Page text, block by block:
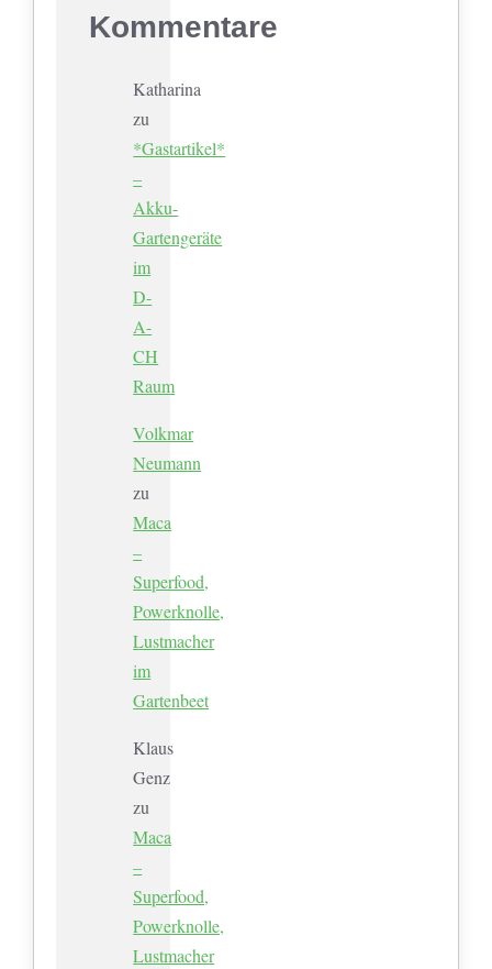
Kommentare
Katharina
zu
*Gastartikel*
–
Akku-
Gartengeräte
im
D-
A-
CH
Raum
Volkmar
Neumann
zu
Maca
–
Superfood,
Powerknolle,
Lustmacher
im
Gartenbeet
Klaus
Genz
zu
Maca
–
Superfood,
Powerknolle,
Lustmacher